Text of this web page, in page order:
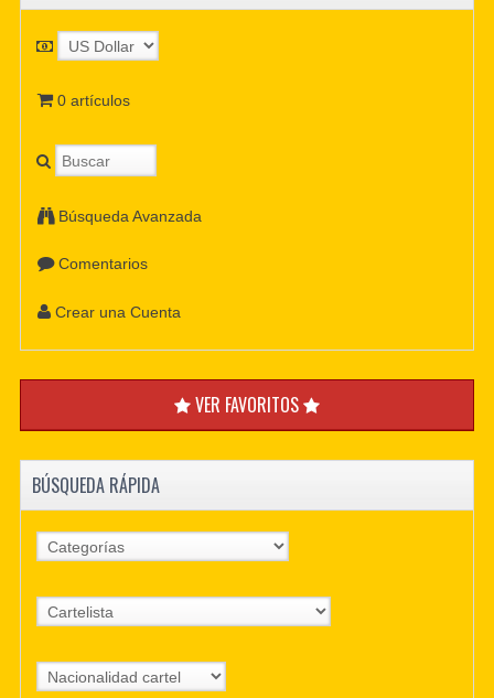
0 artículos
Búsqueda Avanzada
Comentarios
Crear una Cuenta
VER FAVORITOS
BÚSQUEDA RÁPIDA